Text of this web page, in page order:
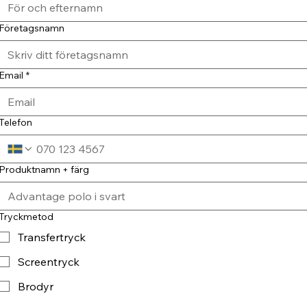
*
+ färg
Transfertryck
Screentryck
Brodyr